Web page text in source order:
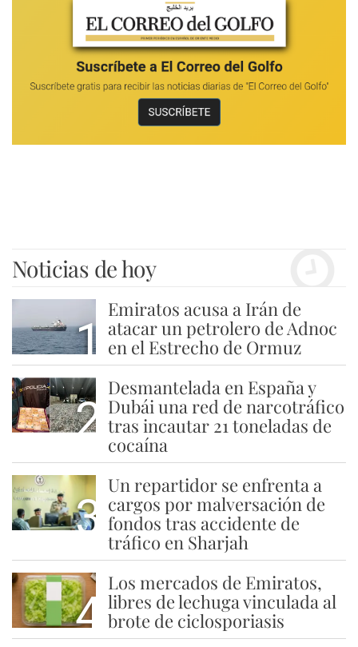
Noticias de hoy
1
Emiratos acusa a Irán de
atacar un petrolero de Adnoc
en el Estrecho de Ormuz
2
Desmantelada en España y
Dubái una red de narcotráfico
tras incautar 21 toneladas de
cocaína
3
Un repartidor se enfrenta a
cargos por malversación de
fondos tras accidente de
tráfico en Sharjah
4
Los mercados de Emiratos,
libres de lechuga vinculada al
brote de ciclosporiasis